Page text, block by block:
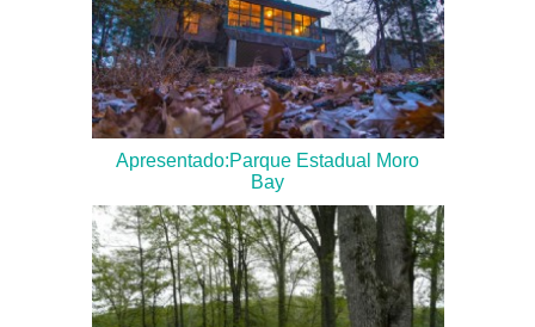
Apresentado:Parque Estadual Moro
Bay